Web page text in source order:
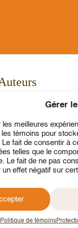
Gérer
les meilleures
les témoins pour
Le fait de consentir à
telles que le
Le fait de ne pas
un effet négatif sur
Politique de témoins
Actualités